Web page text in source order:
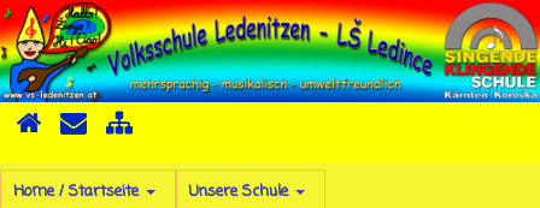
Home / Startseite Unsere Schule